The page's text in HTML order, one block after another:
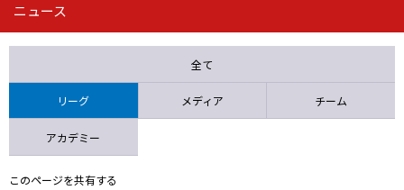
第16節 09/05 (土) 15:00
ニッパツ 石人の星
ニュース
全て
リーグ メディア チーム
アカデミー
このページを共有する